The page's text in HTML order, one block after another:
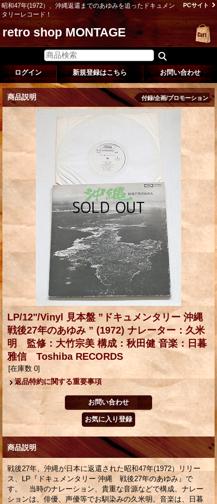
昭和47年(1972）、沖縄返還までのあゆみを追ったドキュメン
タリーレコード！
PCサイト
retro shop MONTAGE
ログイン 新規登録はこちら お問い合わせ
商品説明 付録/企画/プロモーション
LP/12"/Vinyl 見本盤 ”ドキュメンタリー 沖縄
戦後27年のあゆみ ” (1972) ナレーター：久米
明 監修：大竹宗美 構成：秋田健 音楽：日暮
雅信 Toshiba RECORDS
[在庫数 0]
返品特約に関する重要事項
商品説明
戦後27年、沖縄が日本に返還された昭和47年(1972）リリー
ス、LP『ドキュメンタリー 沖縄 戦後27年のあゆみ』で
す。 当時のナレーション、貴重な音源などで構成、ナレー
ションは、俳優、声優等でお馴染みの久米明。音楽は、日暮